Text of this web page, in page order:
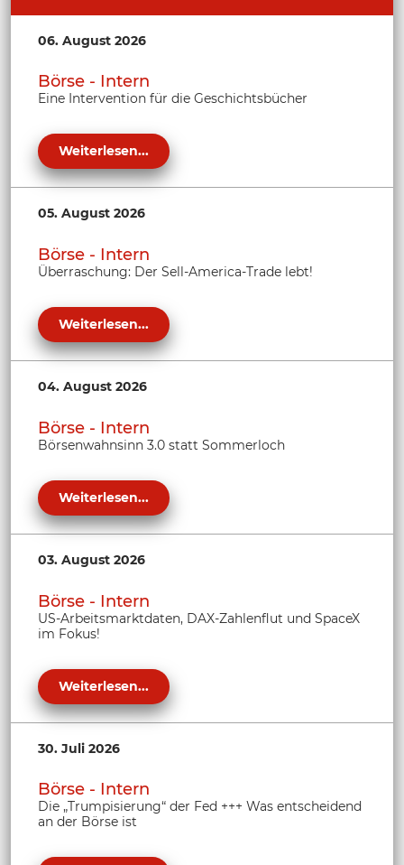
06. August 2026
Börse - Intern
Eine Intervention für die Geschichtsbücher
Weiterlesen...
05. August 2026
Börse - Intern
Überraschung: Der Sell-America-Trade lebt!
Weiterlesen...
04. August 2026
Börse - Intern
Börsenwahnsinn 3.0 statt Sommerloch
Weiterlesen...
03. August 2026
Börse - Intern
US-Arbeitsmarktdaten, DAX-Zahlenflut und SpaceX
im Fokus!
Weiterlesen...
30. Juli 2026
Börse - Intern
Die „Trumpisierung“ der Fed +++ Was entscheidend
an der Börse ist